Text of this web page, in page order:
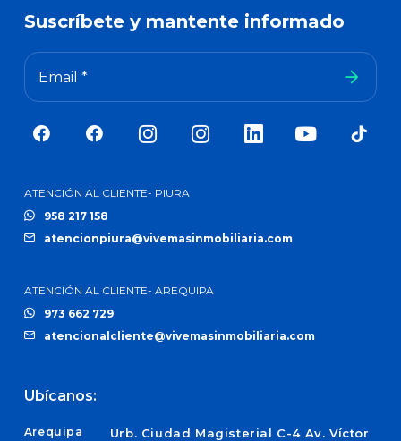
Suscríbete y mantente informado
Email *
ATENCIÓN AL CLIENTE- PIURA
958 217 158
atencionpiura@vivemasinmobiliaria.com
ATENCIÓN AL CLIENTE- AREQUIPA
973 662 729
atencionalcliente@vivemasinmobiliaria.com
Ubícanos:
Arequipa Urb. Ciudad Magisterial C-4 Av. Víctor